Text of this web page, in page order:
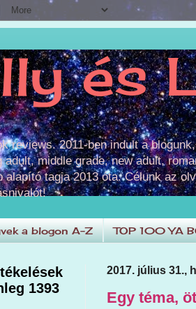
és
reviews. 2011-ben indult a
adult, middle grade, new adult,
alapító tagja 2013 óta. Célunk az
a blogon A-Z TOP 100 YA
2017. július 31.,
Egy téma,
1393